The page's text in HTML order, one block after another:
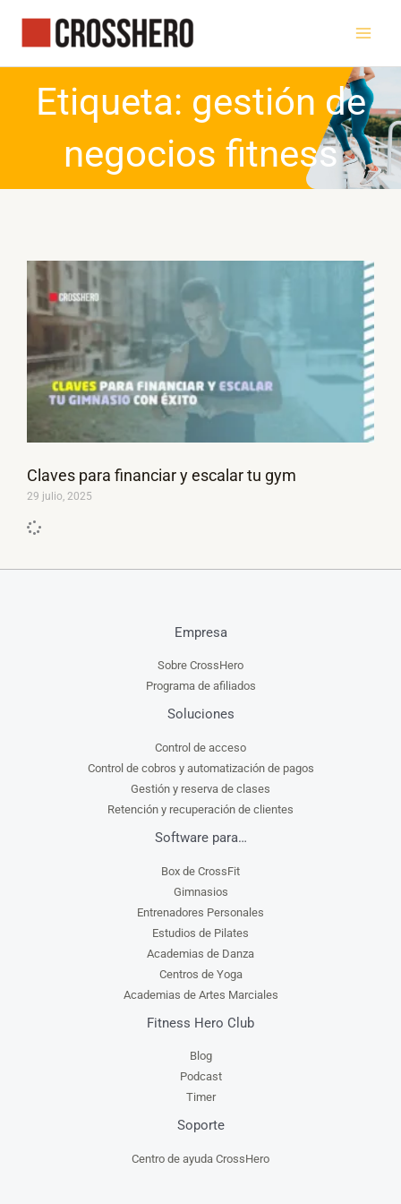
contenido
Etiqueta: gestión de
negocios fitness
Claves para financiar y escalar tu gym
29 julio, 2025
Empresa
Sobre CrossHero
Programa de afiliados
Soluciones
Control de acceso
Control de cobros y automatización de pagos
Gestión y reserva de clases
Retención y recuperación de clientes
Software para…
Box de CrossFit
Gimnasios
Entrenadores Personales
Estudios de Pilates
Academias de Danza
Centros de Yoga
Academias de Artes Marciales
Fitness Hero Club
Blog
Podcast
Timer
Soporte
Centro de ayuda CrossHero